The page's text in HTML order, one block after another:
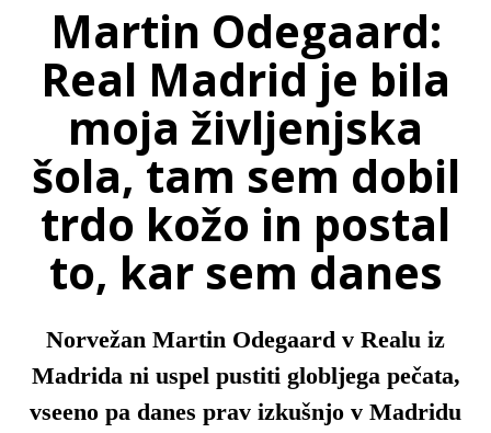
Martin Odegaard:
Real Madrid je bila
moja življenjska
šola, tam sem dobil
trdo kožo in postal
to, kar sem danes
Norvežan Martin Odegaard v Realu iz
Madrida ni uspel pustiti globljega pečata,
vseeno pa danes prav izkušnjo v Madridu